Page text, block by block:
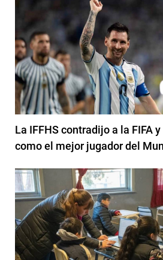
La IFFHS contradijo a la FIFA
como el mejor jugador del